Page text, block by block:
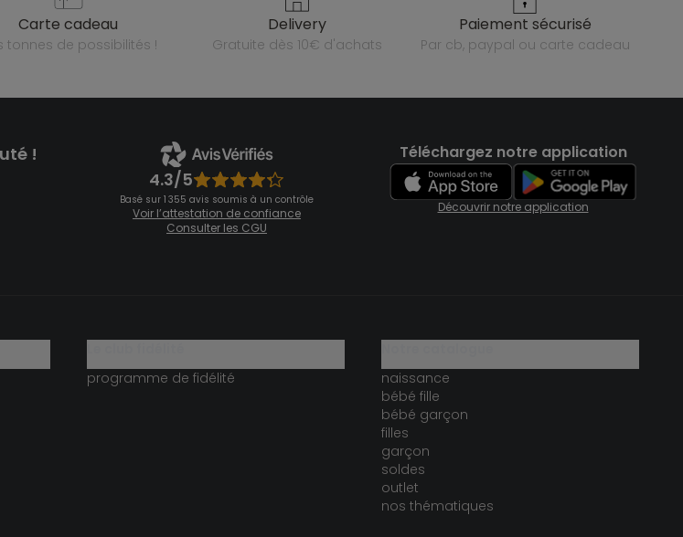
carte cadeau
tonnes de possibilités !
delivery
gratuite dès 10€ d'achats
paiement sécurisé
par cb, paypal ou carte cadeau
!
4.3/5
Basé sur 1 355 avis soumis à un contrôle
Voir l’attestation de confiance
Consulter les CGU
Téléchargez notre application
Découvrir notre application
programme de fidélité
naissance
bébé fille
bébé garçon
filles
garçon
soldes
outlet
nos thématiques